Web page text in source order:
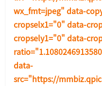
wx_fmt=jpeg" data-
cropselx1="0" data-
cropsely1="0" data-
data-
src="https://